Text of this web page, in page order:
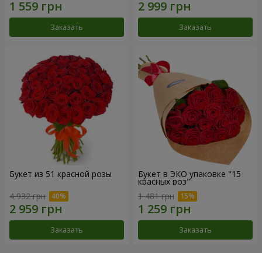
Заказать Заказать
Букет из 51 красной розы
4 932 грн
Заказать
Букет в ЭКО упаковке "15
красных роз"
1 481 грн
Заказать